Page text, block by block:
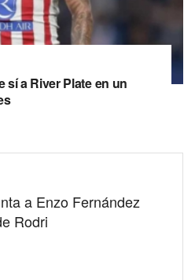
sí a River Plate en un
a Enzo Fernández
Rodri